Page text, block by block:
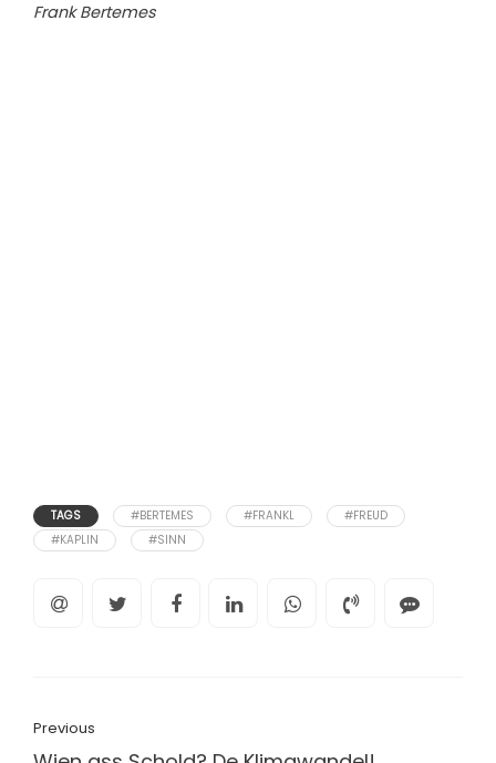
Frank Bertemes
TAGS #BERTEMES #FRANKL
#FREUD
#KAPLIN
#SINN
Previous